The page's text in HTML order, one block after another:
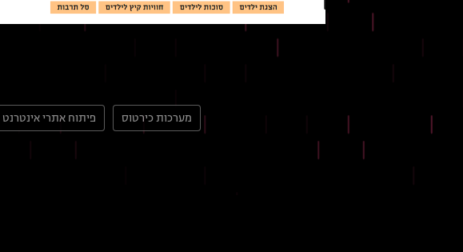
מערכות כירטוס פיתוח אתרי אינטרנט